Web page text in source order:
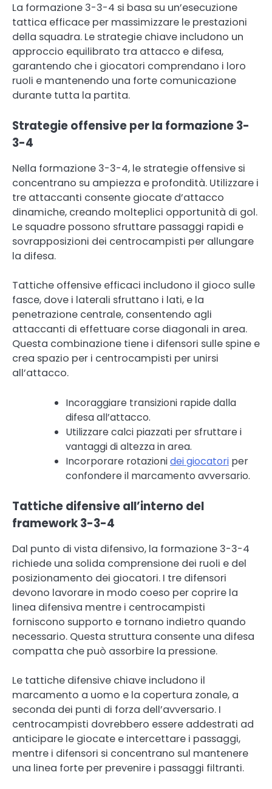
La formazione 3-3-4 si basa su un’esecuzione
tattica efficace per massimizzare le prestazioni
della squadra. Le strategie chiave includono un
approccio equilibrato tra attacco e difesa,
garantendo che i giocatori comprendano i loro
ruoli e mantenendo una forte comunicazione
durante tutta la partita.
Strategie offensive per la formazione 3-
3-4
Nella formazione 3-3-4, le strategie offensive si
concentrano su ampiezza e profondità. Utilizzare i
tre attaccanti consente giocate d’attacco
dinamiche, creando molteplici opportunità di gol.
Le squadre possono sfruttare passaggi rapidi e
sovrapposizioni dei centrocampisti per allungare
la difesa.
Tattiche offensive efficaci includono il gioco sulle
fasce, dove i laterali sfruttano i lati, e la
penetrazione centrale, consentendo agli
attaccanti di effettuare corse diagonali in area.
Questa combinazione tiene i difensori sulle spine e
crea spazio per i centrocampisti per unirsi
all’attacco.
Incoraggiare transizioni rapide dalla
difesa all’attacco.
Utilizzare calci piazzati per sfruttare i
vantaggi di altezza in area.
Incorporare rotazionidei giocatori per
confondere il marcamento avversario.
Tattiche difensive all’interno del
framework 3-3-4
Dal punto di vista difensivo, la formazione 3-3-4
richiede una solida comprensione dei ruoli e del
posizionamento dei giocatori. I tre difensori
devono lavorare in modo coeso per coprire la
linea difensiva mentre i centrocampisti
forniscono supporto e tornano indietro quando
necessario. Questa struttura consente una difesa
compatta che può assorbire la pressione.
Le tattiche difensive chiave includono il
marcamento a uomo e la copertura zonale, a
seconda dei punti di forza dell’avversario. I
centrocampisti dovrebbero essere addestrati ad
anticipare le giocate e intercettare i passaggi,
mentre i difensori si concentrano sul mantenere
una linea forte per prevenire i passaggi filtranti.